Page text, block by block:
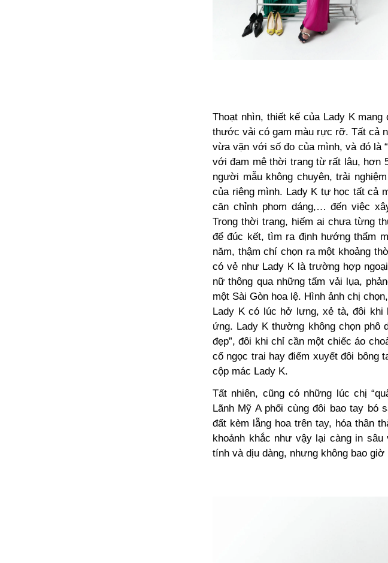
Thoạt nhìn, thiết kế của Lady K
thước vải có gam màu rực rỡ. Tất cả
vừa vặn với số đo của mình, và đó là
với đam mê thời trang từ rất lâu, hơn
người mẫu không chuyên, trải
của riêng mình. Lady K tự học tất cả
căn chỉnh phom dáng,… đến việc
Trong thời trang, hiếm ai chưa từng
để đúc kết, tìm ra định hướng thẩm
năm, thậm chí chọn ra một khoảng
có vẻ như Lady K là trường hợp
nữ thông qua những tấm vải lụa,
một Sài Gòn hoa lệ. Hình ảnh chị
Lady K có lúc hở lưng, xẻ tà, đôi khi
ứng. Lady K thường không chọn phô
đẹp”, đôi khi chỉ cần một chiếc áo
cổ ngọc trai hay điểm xuyết đôi bông
cộp mác Lady K.
Tất nhiên, cũng có những lúc chị
Lãnh Mỹ A phối cùng đôi bao tay bó
đất kèm lẵng hoa trên tay, hóa thân
khoảnh khắc như vậy lại càng in
tính và dịu dàng, nhưng không bao giờ